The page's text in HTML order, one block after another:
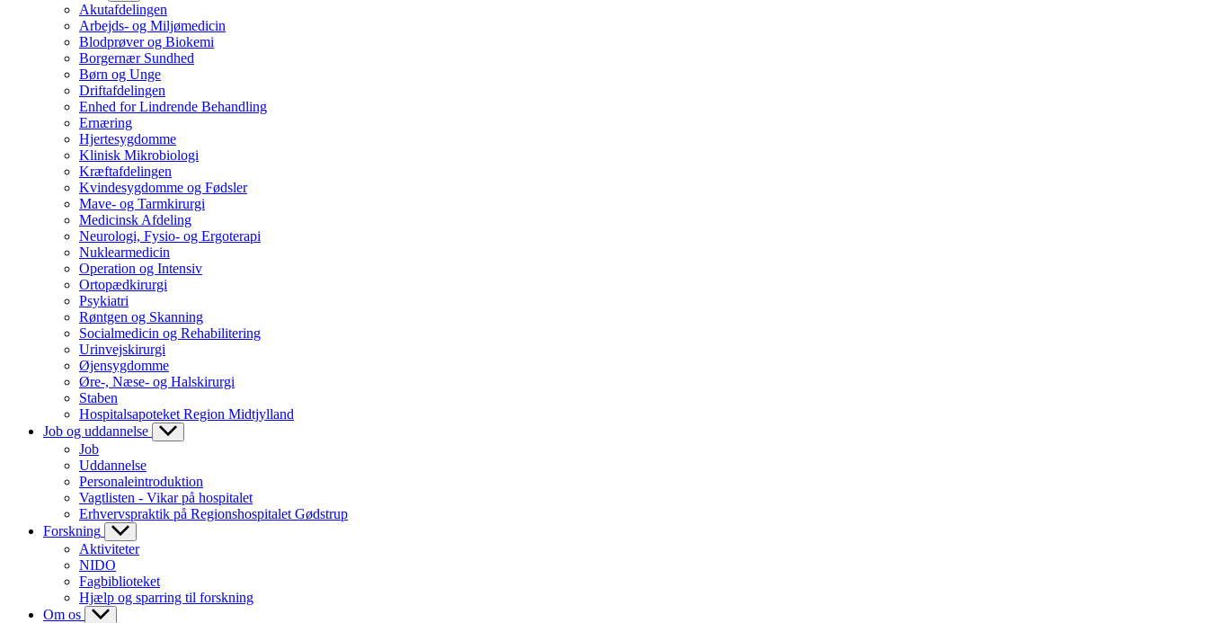
Akutafdelingen
Arbejds- og Miljømedicin
Blodprøver og Biokemi
Borgernær Sundhed
Børn og Unge
Driftafdelingen
Enhed for Lindrende Behandling
Ernæring
Hjertesygdomme
Klinisk Mikrobiologi
Kræftafdelingen
Kvindesygdomme og Fødsler
Mave- og Tarmkirurgi
Medicinsk Afdeling
Neurologi, Fysio- og Ergoterapi
Nuklearmedicin
Operation og Intensiv
Ortopædkirurgi
Psykiatri
Røntgen og Skanning
Socialmedicin og Rehabilitering
Urinvejskirurgi
Øjensygdomme
Øre-, Næse- og Halskirurgi
Staben
Hospitalsapoteket Region Midtjylland
Job og uddannelse
Job
Uddannelse
Personaleintroduktion
Vagtlisten - Vikar på hospitalet
Erhvervspraktik på Regionshospitalet Gødstrup
Forskning
Aktiviteter
NIDO
Fagbiblioteket
Hjælp og sparring til forskning
Om os